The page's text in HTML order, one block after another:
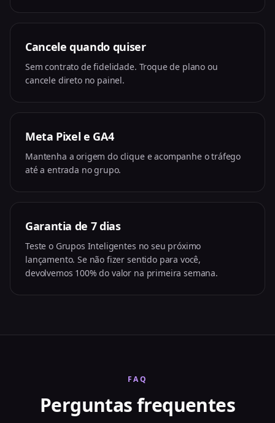
Cancele quando quiser
Sem contrato de fidelidade. Troque de plano ou
cancele direto no painel.
Meta Pixel e GA4
Mantenha a origem do clique e acompanhe o tráfego
até a entrada no grupo.
Garantia de 7 dias
Teste o Grupos Inteligentes no seu próximo
lançamento. Se não fizer sentido para você,
devolvemos 100% do valor na primeira semana.
FAQ
Perguntas frequentes